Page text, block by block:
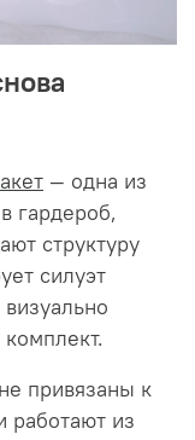
— одна из
гардероб,
структуру
силуэт
не привязаны к
работают из